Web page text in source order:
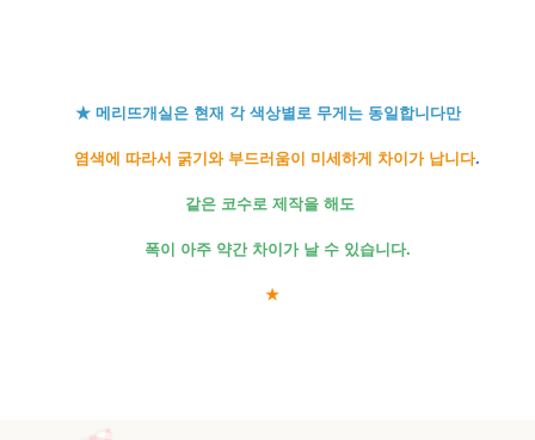
★ 메리뜨개실은 현재 각 색상별로 무게는 동일합니다만
염색에 따라서 굵기와 부드러움이 미세하게 차이가 납니다.
같은 코수로 제작을 해도
폭이 아주 약간 차이가 날 수 있습니다.
★